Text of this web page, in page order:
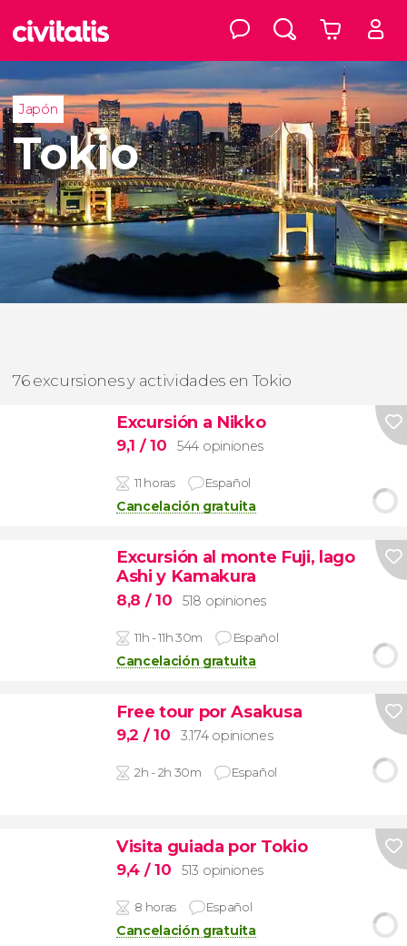
Japón
Tokio
76 excursiones y actividades en Tokio
Excursión a Nikko
9,1 / 10 544 opiniones
11 horas Español
Cancelación gratuita
Excursión al monte Fuji, lago
Ashi y Kamakura
8,8 / 10 518 opiniones
11h - 11h 30m Español
Cancelación gratuita
Free tour por Asakusa
9,2 / 10 3.174 opiniones
2h - 2h 30m Español
Visita guiada por Tokio
9,4 / 10 513 opiniones
8 horas Español
Cancelación gratuita